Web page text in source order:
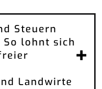
Steuern
So lohnt sich
Landwirte